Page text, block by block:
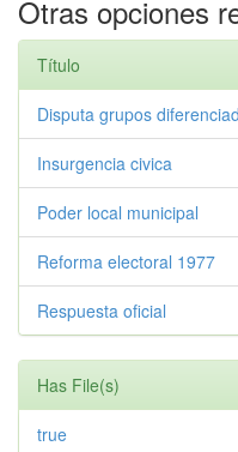
Otras opciones
Título
Disputa grupos
Insurgencia civica
Poder local municipal
Reforma electoral 1977
Respuesta oficial
Has File(s)
true